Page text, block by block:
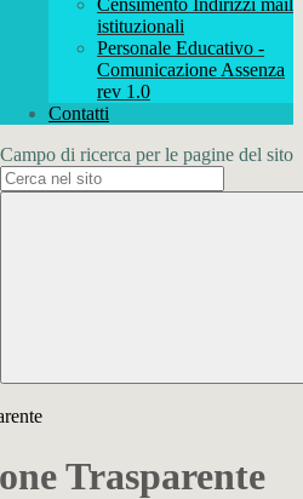
Censimento Indirizzi mail
istituzionali
Personale Educativo -
Comunicazione Assenza
rev 1.0
Contatti
Campo di ricerca per le pagine del sito
Trasparente